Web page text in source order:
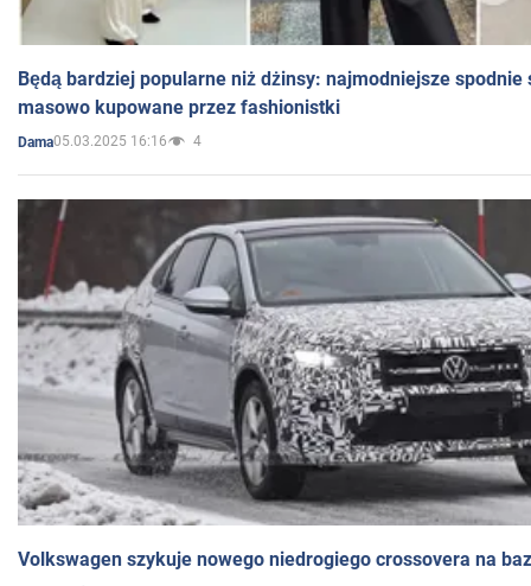
Będą bardziej popularne niż dżinsy: najmodniejsze spodnie
masowo kupowane przez fashionistki
Dama05.03.2025 16:16 4
Volkswagen szykuje nowego niedrogiego crossovera na